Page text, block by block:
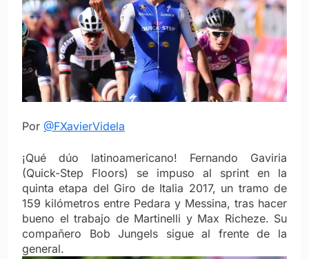
Por @FXavierVidela
¡Qué dúo latinoamericano! Fernando Gaviria
(Quick-Step Floors) se impuso al sprint en la
quinta etapa del Giro de Italia 2017, un tramo de
159 kilómetros entre Pedara y Messina, tras hacer
bueno el trabajo de Martinelli y Max Richeze. Su
compañero Bob Jungels sigue al frente de la
general.